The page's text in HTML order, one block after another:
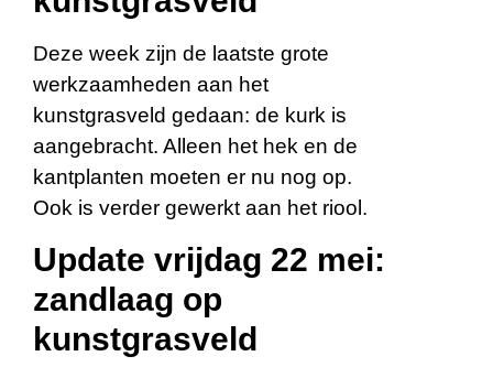
Deze week zijn de laatste grote
werkzaamheden aan het
kunstgrasveld gedaan: de kurk is
aangebracht. Alleen het hek en de
kantplanten moeten er nu nog op.
Ook is verder gewerkt aan het riool.
Update vrijdag 22 mei:
zandlaag op
kunstgrasveld